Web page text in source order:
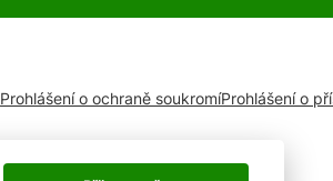
Prohlášení o ochraně soukromíProhlášení o